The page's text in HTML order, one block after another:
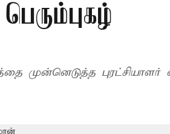
முன்னெடுத்த புரட்சியாளர்